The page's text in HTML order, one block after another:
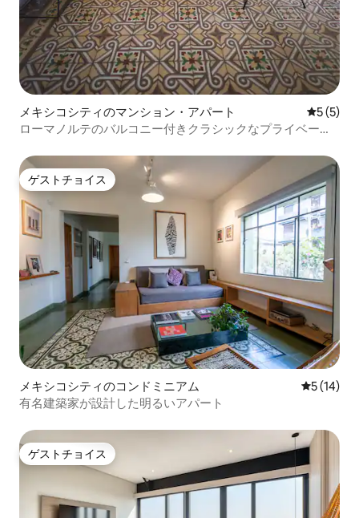
メキシコシティのマンション・アパート レビュー
5 (5)
ローマノルテのバルコニー付きクラシックなプライベート
ゲストチョイス
ゲストチョイス
メキシコシティのコンドミニアム レビュー
5 (14)
有名建築家が設計した明るいアパート
ゲストチョイス
ゲストチョイス